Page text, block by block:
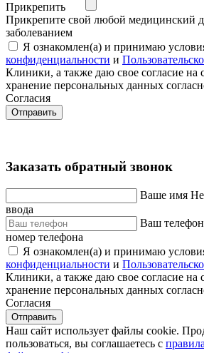
Прикрепить
Прикрепите свой любой медицинский
заболеванием
Я ознакомлен(а) и принимаю
конфиденциальности и
Клиники, а также даю свое согласие на
хранение персональных данных
Согласия
Отправить
Заказать обратный звонок
Ваше имя
ввода
Ваш телефон
номер телефона
Я ознакомлен(а) и принимаю
конфиденциальности и
Клиники, а также даю свое согласие на
хранение персональных данных
Согласия
Отправить
Наш сайт использует файлы cookie.
пользоваться, вы соглашаетесь c